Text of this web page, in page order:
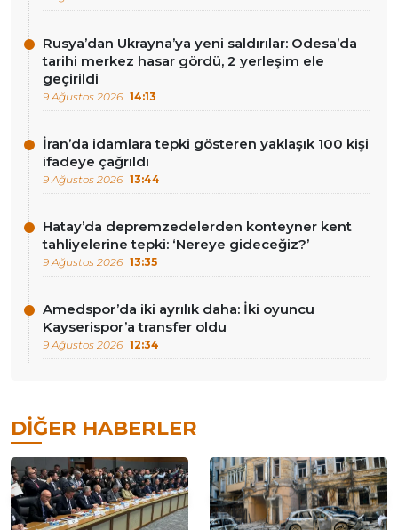
Rusya’dan Ukrayna’ya yeni saldırılar: Odesa’da
tarihi merkez hasar gördü, 2 yerleşim ele
geçirildi
9 Ağustos 2026 14:13
İran’da idamlara tepki gösteren yaklaşık 100 kişi
ifadeye çağrıldı
9 Ağustos 2026 13:44
Hatay’da depremzedelerden konteyner kent
tahliyelerine tepki: ‘Nereye gideceğiz?’
9 Ağustos 2026 13:35
Amedspor’da iki ayrılık daha: İki oyuncu
Kayserispor’a transfer oldu
9 Ağustos 2026 12:34
DIĞER HABERLER